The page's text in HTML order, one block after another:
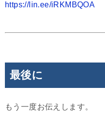
https://lin.ee/iRKMBQOA
最後に
もう一度お伝えします。